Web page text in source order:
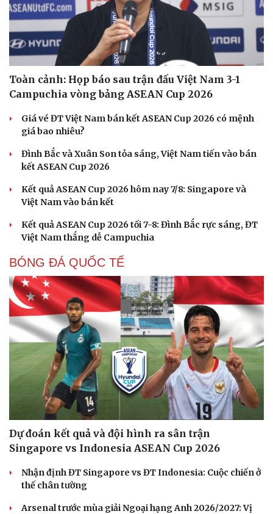
Cải chính
Toàn cảnh: Họp báo sau trận đấu Việt Nam 3-1
Campuchia vòng bảng ASEAN Cup 2026
Giá vé ĐT Việt Nam bán kết ASEAN Cup 2026 có mệnh
giá bao nhiêu?
Đình Bắc và Xuân Son tỏa sáng, Việt Nam tiến vào bán
kết ASEAN Cup 2026
Kết quả ASEAN Cup 2026 hôm nay 7/8: Singapore và
Việt Nam vào bán kết
Kết quả ASEAN Cup 2026 tối 7-8: Đình Bắc rực sáng, ĐT
Việt Nam thắng dễ Campuchia
BÓNG ĐÁ QUỐC TẾ
Dự đoán kết quả và đội hình ra sân trận
Singapore vs Indonesia ASEAN Cup 2026
Nhận định ĐT Singapore vs ĐT Indonesia: Cuộc chiến ở
thế chân tường
Arsenal trước mùa giải Ngoại hạng Anh 2026/2027: Vị